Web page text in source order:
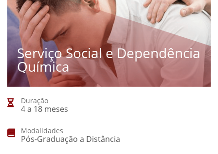
Serviço Social e Dependência
Química
Duração
4 a 18 meses
Modalidades
Pós-Graduação a Distância